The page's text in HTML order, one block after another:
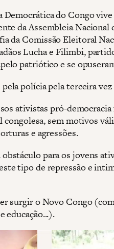
Democrática do Congo
da Assembleia Nacional
da Comissão Eleitoral
Lucha e Filimbi,
patriótico e se
polícia pela terceira vez
ativistas pró-
sem motivos
e agressões.
obstáculo para os jovens
tipo de repressão e
surgir o Novo Congo (com
educação...).